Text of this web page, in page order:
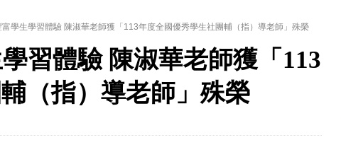
2026 TSID 提出具體舊建築再利用提案
校院電腦動畫競賽嶄露頭角
科大雙校區學生會全國賽勇奪佳績
典青銀共學、逐夢啟航
」與「Wwise」雙認證
學生學習體驗 陳淑華老師獲「113年度全國優秀學生社團輔（指）導老師」殊榮
習體驗 陳淑華老師獲「113
（指）導老師」殊榮